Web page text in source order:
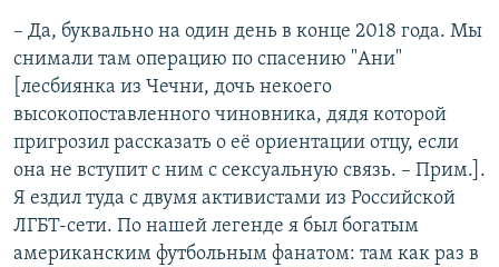
– Да, буквально на один день в конце 2018 года. Мы
снимали там операцию по спасению "Ани"
[лесбиянка из Чечни, дочь некоего
высокопоставленного чиновника, дядя которой
пригрозил рассказать о её ориентации отцу, если
она не вступит с ним с сексуальную связь. – Прим.].
Я ездил туда с двумя активистами из Российской
ЛГБТ-сети. По нашей легенде я был богатым
американским футбольным фанатом: там как раз в